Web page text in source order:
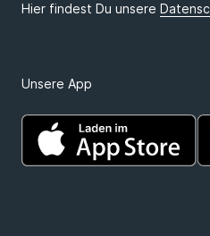
Unsere App